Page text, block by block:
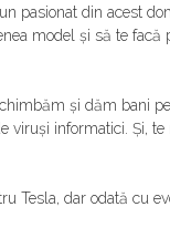
pasionat din acest
model și să te facă
și dăm bani
viruși informatici. Și,
Tesla, dar odată cu